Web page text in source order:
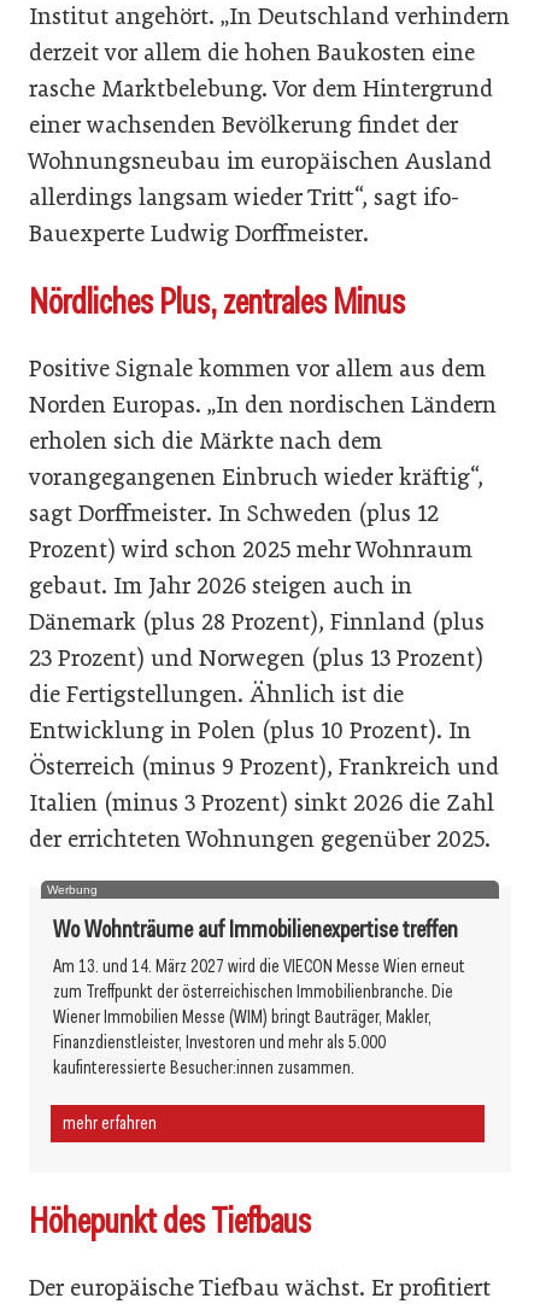
Institut angehört. „In Deutschland verhindern
derzeit vor allem die hohen Baukosten eine
rasche Marktbelebung. Vor dem Hintergrund
einer wachsenden Bevölkerung findet der
Wohnungsneubau im europäischen Ausland
allerdings langsam wieder Tritt“, sagt ifo-
Bauexperte Ludwig Dorffmeister.
Nördliches Plus, zentrales Minus
Positive Signale kommen vor allem aus dem
Norden Europas. „In den nordischen Ländern
erholen sich die Märkte nach dem
vorangegangenen Einbruch wieder kräftig“,
sagt Dorffmeister. In Schweden (plus 12
Prozent) wird schon 2025 mehr Wohnraum
gebaut. Im Jahr 2026 steigen auch in
Dänemark (plus 28 Prozent), Finnland (plus
23 Prozent) und Norwegen (plus 13 Prozent)
die Fertigstellungen. Ähnlich ist die
Entwicklung in Polen (plus 10 Prozent). In
Österreich (minus 9 Prozent), Frankreich und
Italien (minus 3 Prozent) sinkt 2026 die Zahl
der errichteten Wohnungen gegenüber 2025.
Werbung
Wo Wohnträume auf Immobilienexpertise treffen
Am 13. und 14. März 2027 wird die VIECON Messe Wien erneut
zum Treffpunkt der österreichischen Immobilienbranche. Die
Wiener Immobilien Messe (WIM) bringt Bauträger, Makler,
Finanzdienstleister, Investoren und mehr als 5.000
kaufinteressierte Besucher:innen zusammen.
mehr erfahren
Höhepunkt des Tiefbaus
Der europäische Tiefbau wächst. Er profitiert